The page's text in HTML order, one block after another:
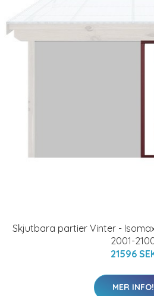
Skjutbara partier Vinter - Isomax
2001-
21596
MER INFO!